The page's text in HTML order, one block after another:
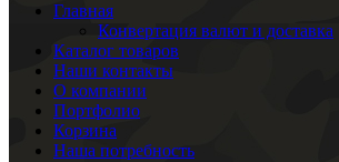
Главная
Конвертация валют и доставка
Каталог товаров
Наши контакты
О компании
Портфолио
Корзина
Наша потребность